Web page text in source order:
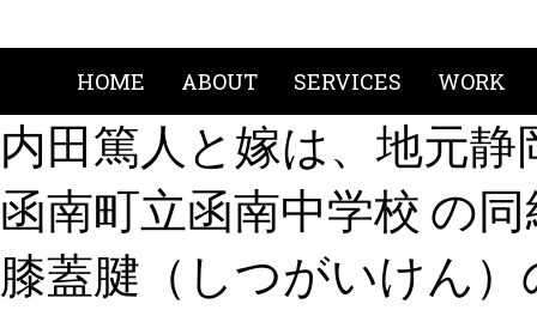
HOME ABOUT SERVICES WORK
内田篤人と嫁は、地元
函南町立函南中学校 の
膝蓋腱（しつがいけん